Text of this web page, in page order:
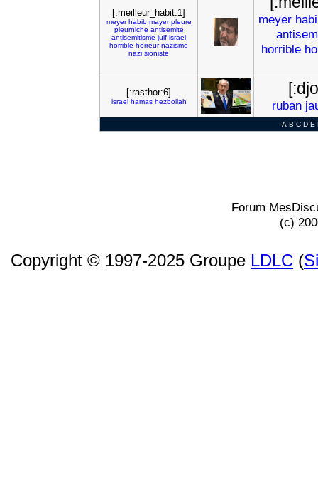
[:meilleur_habit:1]
meyer habib mayer pleure
pleurniche antisemite
antisemitisme juif israel
horrible horreur nazisme
nazi sioniste
meyer
horrible
[:rasthor:6]
israel hamas hezbollah ruban
A B C D E
Forum
(c)
Copyright © 1997-2025 Groupe LDLC (